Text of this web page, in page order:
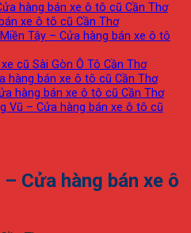
hàng bán xe ô tô cũ Cần Thơ
xe ô tô cũ Cần Thơ
Tây – Cửa hàng bán xe ô tô
cũ Sài Gòn Ô Tô Cần Thơ
hàng bán xe ô tô cũ Cần Thơ
hàng bán xe ô tô cũ Cần Thơ
Vũ – Cửa hàng bán xe ô tô cũ
Cửa hàng bán xe ô